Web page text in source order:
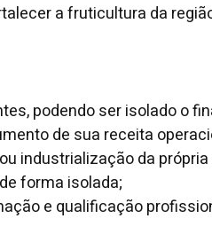
a fruticultura da
podendo ser isolado o
de sua receita
industrialização da
forma isolada;
e qualificação